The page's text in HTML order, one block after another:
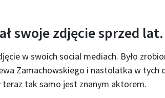
swoje zdjęcie sprzed lat.
w swoich social mediach. Było
Zamachowskiego i nastolatka w tych
tak samo jest znanym aktorem.